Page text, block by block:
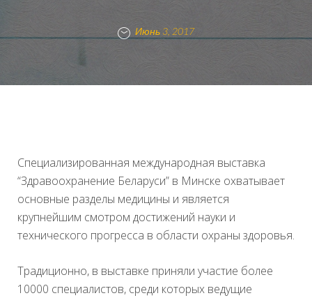
Июнь 3, 2017
Специализированная международная выставка
“Здравоохранение Беларуси” в Минске охватывает
основные разделы медицины и является
крупнейшим смотром достижений науки и
технического прогресса в области охраны здоровья.
Традиционно, в выставке приняли участие более
10000 специалистов, среди которых ведущие